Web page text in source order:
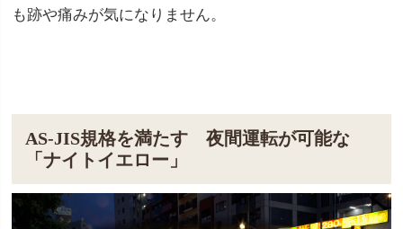
も跡や痛みが気になりません。
AS-JIS規格を満たす 夜間運転が可能な
「ナイトイエロー」